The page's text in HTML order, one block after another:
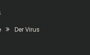
Der Virus